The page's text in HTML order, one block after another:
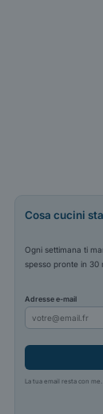
Cosa cucini
Ogni settimana ti
spesso pronte in 30
Adresse e-mail
La tua email resta con